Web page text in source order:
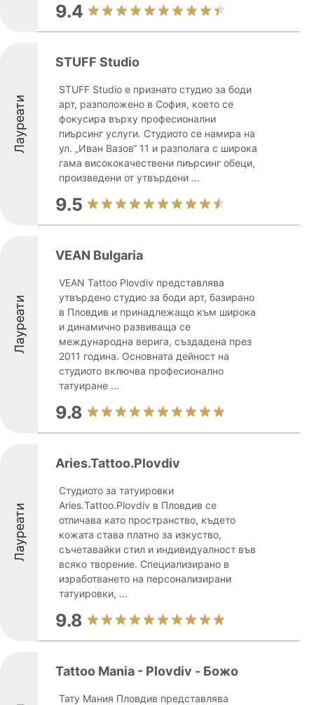
9.4
Лауреати
STUFF Studio
STUFF Studio е признато студио за боди
арт, разположено в София, което се
фокусира върху професионални
пиърсинг услуги. Студиото се намира на
ул. „Иван Вазов“ 11 и разполага с широка
гама висококачествени пиърсинг обеци,
произведени от утвърдени ...
9.5
Лауреати
VEAN Bulgaria
VEAN Tattoo Plovdiv представлява
утвърдено студио за боди арт, базирано
в Пловдив и принадлежащо към широка
и динамично развиваща се
международна верига, създадена през
2011 година. Основната дейност на
студиото включва професионално
татуиране ...
9.8
Лауреати
Aries.Tattoo.Plovdiv
Студиото за татуировки
Aries.Tattoo.Plovdiv в Пловдив се
отличава като пространство, където
кожата става платно за изкуство,
съчетавайки стил и индивидуалност във
всяко творение. Специализирано в
изработването на персонализирани
татуировки, ...
9.8
Tattoo Mania - Plovdiv - Божо
Тату Мания Пловдив представлява